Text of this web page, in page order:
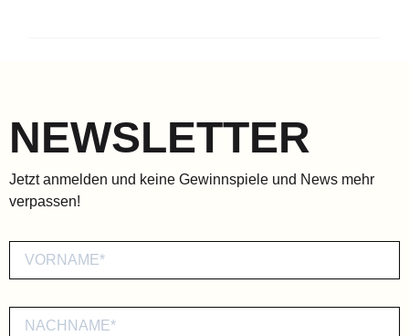
NEWSLETTER
Jetzt anmelden und keine Gewinnspiele und News mehr
verpassen!